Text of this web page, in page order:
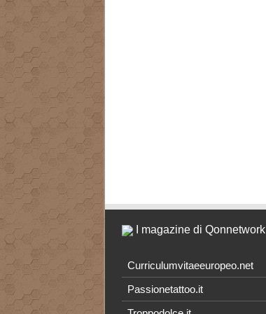
I magazine di Qonnetwork
Curriculumvitaeeuropeo.net
Passionetattoo.it